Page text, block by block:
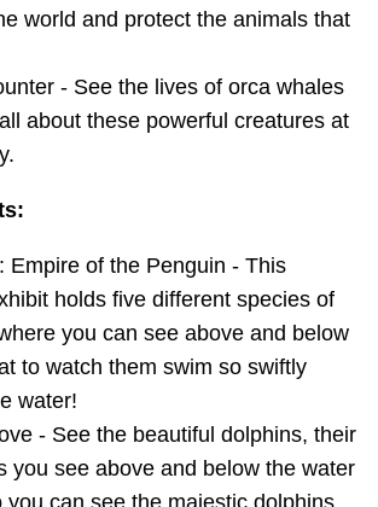
world and protect the animals that
- See the lives of orca whales
about these powerful creatures at
Empire of the Penguin - This
holds five different species of
you can see above and below
to watch them swim so swiftly
water!
- See the beautiful dolphins, their
you see above and below the water